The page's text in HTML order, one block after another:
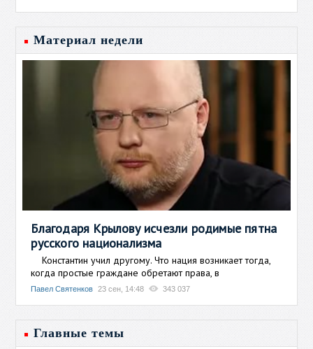
Материал недели
Благодаря Крылову исчезли родимые пятна
русского национализма
Константин учил другому. Что нация возникает тогда,
когда простые граждане обретают права, в
Павел Святенков 23 сен, 14:48 343 037
Главные темы